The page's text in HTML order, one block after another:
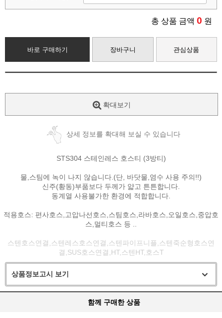
총 상품 금액 0 원
바로 구매하기 장바구니 관심상품
확대보기
상세 정보를 확대해 보실 수 있습니다
STS304 스테인레스 호스티 (3방티)
물,스팀에 녹이 나지 않습니다.(단, 바닷물,염수 사용 주의!!)
신주(황동)부품보다 두께가 얇고 튼튼합니다.
동계열 사용불가한 환경에 적합합니다.
적용호스: 편사호스,고압나선호스,스팀호스,라바호스,오일호스,중압호
스,멀티호스 등 ..
스텐호스연결,스텐레스호스연결,스텐파이프니플,스텐죽순형호스연
결,SUS호스연결,HT,스텐HT,호스T
상품정보고시 보기
함께 구매한 상품